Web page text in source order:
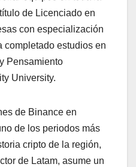
de Licenciado en
con especialización
completado estudios en
Pensamiento
University.
de Binance en
de los periodos más
cripto de la región,
de Latam, asume un